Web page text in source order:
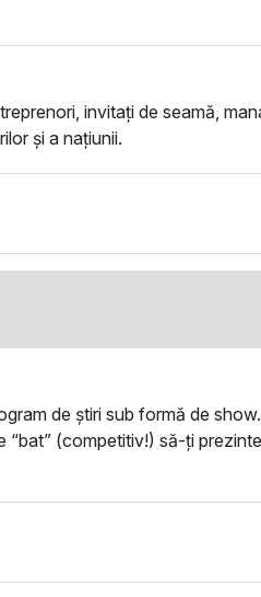
invitați de seamă,
și a națiunii.
de știri sub formă de
“bat” (competitiv!) să-ți